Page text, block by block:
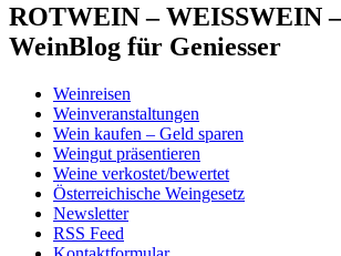
ROTWEIN – WEISSWEIN
WeinBlog für Geniesser
Weinreisen
Weinveranstaltungen
Wein kaufen – Geld sparen
Weingut präsentieren
Weine verkostet/bewertet
Österreichische Weingesetz
Newsletter
RSS Feed